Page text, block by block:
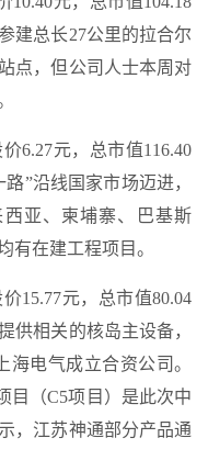
建总长27公里的拉合尔
点，但公司人士本周对
6.27元，总市值116.40
”沿线国家市场迈进，
亚、柬埔寨、巴基斯
有在建工程项目。
15.77元，总市值80.04
供相关的核岛主设备，
海电气成立合资公司。
目（C5项目）是此次中
，江苏神通部分产品通